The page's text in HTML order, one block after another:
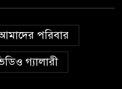
পরিবার
গ্যালারী